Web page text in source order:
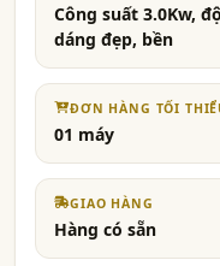
Công suất 3.0Kw,
dáng đẹp, bền
ĐƠN HÀNG TỐI
01 máy
GIAO HÀNG
Hàng có sẵn